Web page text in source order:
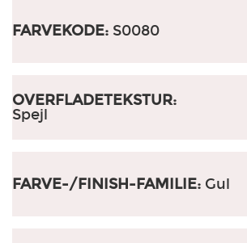
FARVEKODE: S0080
OVERFLADETEKSTUR:
Spejl
FARVE-/FINISH-FAMILIE: Gul